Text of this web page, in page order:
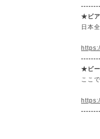
★ビア
日本
★ ビ
ここ